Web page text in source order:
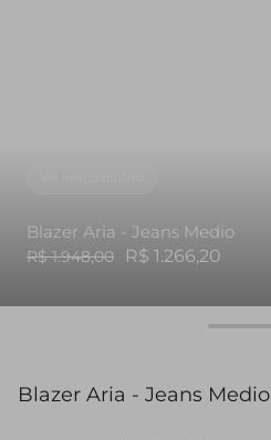
Blazer Aria - Jeans Medio
R$ 1.948,00 R$ 1.266,20
Blazer Aria - Jeans Medio